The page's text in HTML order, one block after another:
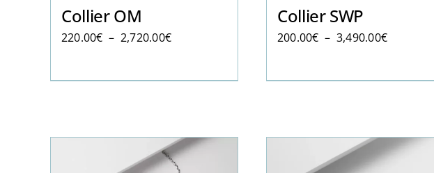
Collier OM
220.00€ – 2,720.00€Plage
Collier SWP
200.00€ – 3,490.00€Plage